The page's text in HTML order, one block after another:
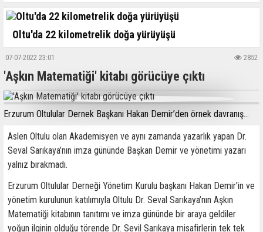
Oltu'da 22 kilometrelik doğa yürüyüşü
07-07-2022 23:01 2852
'Aşkın Matematiği' kitabı görücüye çıktı
Erzurum Oltulular Dernek Başkanı Hakan Demir’den örnek davranış...
Aslen Oltulu olan Akademisyen ve aynı zamanda yazarlık yapan Dr.
Seval Sarıkaya’nın imza gününde Başkan Demir ve yönetimi yazarı
yalnız bırakmadı.
Erzurum Oltulular Derneği Yönetim Kurulu başkanı Hakan Demir'in ve
yönetim kurulunun katılımıyla Oltulu Dr. Seval Sarıkaya’nın Aşkın
Matematiği kitabının tanıtımı ve imza gününde bir araya geldiler
yoğun ilginin olduğu törende Dr. Sevil Sarıkaya misafirlerin tek tek